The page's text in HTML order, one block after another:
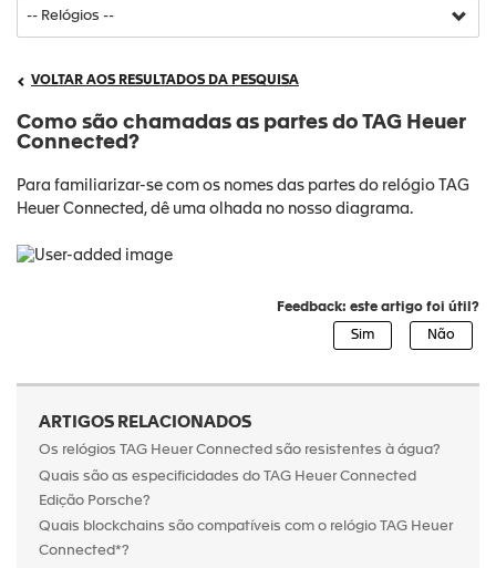
VOLTAR AOS RESULTADOS DA PESQUISA
Como são chamadas as partes do TAG Heuer
Connected?
Para familiarizar-se com os nomes das partes do relógio TAG
Heuer Connected, dê uma olhada no nosso diagrama.
Feedback: este artigo foi útil?
ARTIGOS RELACIONADOS
Os relógios TAG Heuer Connected são resistentes à água?
Quais são as especificidades do TAG Heuer Connected
Edição Porsche?
Quais blockchains são compatíveis com o relógio TAG Heuer
Connected*?